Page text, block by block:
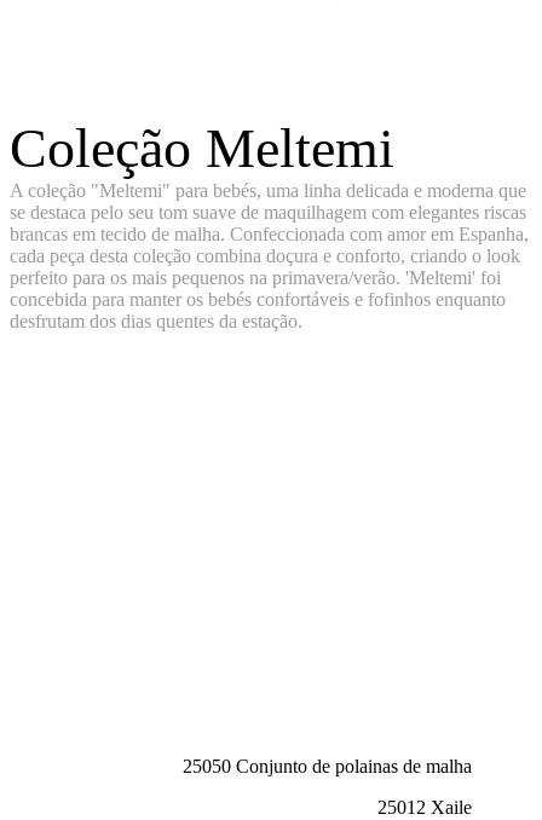
Coleção Meltemi
A coleção "Meltemi" para bebés, uma linha delicada e moderna que
se destaca pelo seu tom suave de maquilhagem com elegantes riscas
brancas em tecido de malha. Confeccionada com amor em Espanha,
cada peça desta coleção combina doçura e conforto, criando o look
perfeito para os mais pequenos na primavera/verão. 'Meltemi' foi
concebida para manter os bebés confortáveis e fofinhos enquanto
desfrutam dos dias quentes da estação.
25050 Conjunto de polainas de malha
25012 Xaile